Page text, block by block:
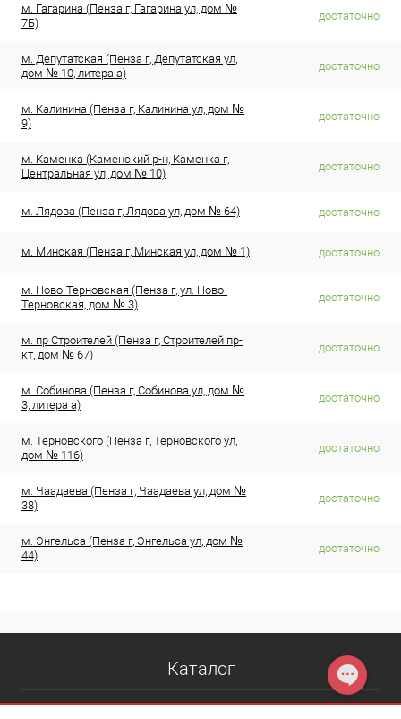
м. Гагарина (Пенза г, Гагарина ул, дом №
7Б)
достаточно
м. Депутатская (Пенза г, Депутатская ул,
дом № 10, литера а)
достаточно
м. Калинина (Пенза г, Калинина ул, дом №
9)
достаточно
м. Каменка (Каменский р-н, Каменка г,
Центральная ул, дом № 10)
достаточно
м. Лядова (Пенза г, Лядова ул, дом № 64) достаточно
м. Минская (Пенза г, Минская ул, дом № 1) достаточно
м. Ново-Терновская (Пенза г, ул. Ново-
Терновская, дом № 3)
достаточно
м. пр Строителей (Пенза г, Строителей пр-
кт, дом № 67)
достаточно
м. Собинова (Пенза г, Собинова ул, дом №
3, литера а)
достаточно
м. Терновского (Пенза г, Терновского ул,
дом № 116)
достаточно
м. Чаадаева (Пенза г, Чаадаева ул, дом №
38)
достаточно
м. Энгельса (Пенза г, Энгельса ул, дом №
44)
достаточно
Каталог